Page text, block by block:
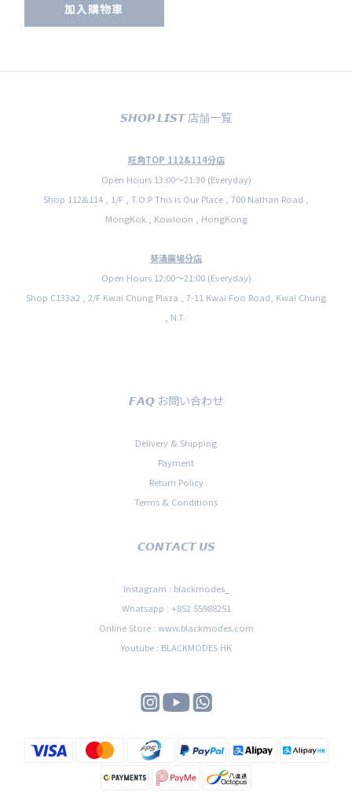
加入購物車
𝙎𝙃𝙊𝙋 𝙇𝙄𝙎𝙏 店舗一覧
旺角TOP 112&114分店
Open Hours 13:00〜21:30 (Everyday)
Shop 112&114 , 1/F , T.O.P This is Our Place , 700 Nathan Road ,
MongKok , Kowloon , HongKong
葵涌廣場分店
Open Hours 12:00〜21:00 (Everyday)
Shop C133a2 , 2/F Kwai Chung Plaza , 7-11 Kwai Foo Road, Kwai Chung
, N.T.
𝙁𝘼𝙌 お問い合わせ
Delivery & Shipping
Payment
Return Policy
Terms & Conditions
𝘾𝙊𝙉𝙏𝘼𝘾𝙏 𝙐𝙎
Instagram : blackmodes_
Whatsapp : +852 55988251
Online Store : www.blackmodes.com
Youtube : BLACKMODES HK